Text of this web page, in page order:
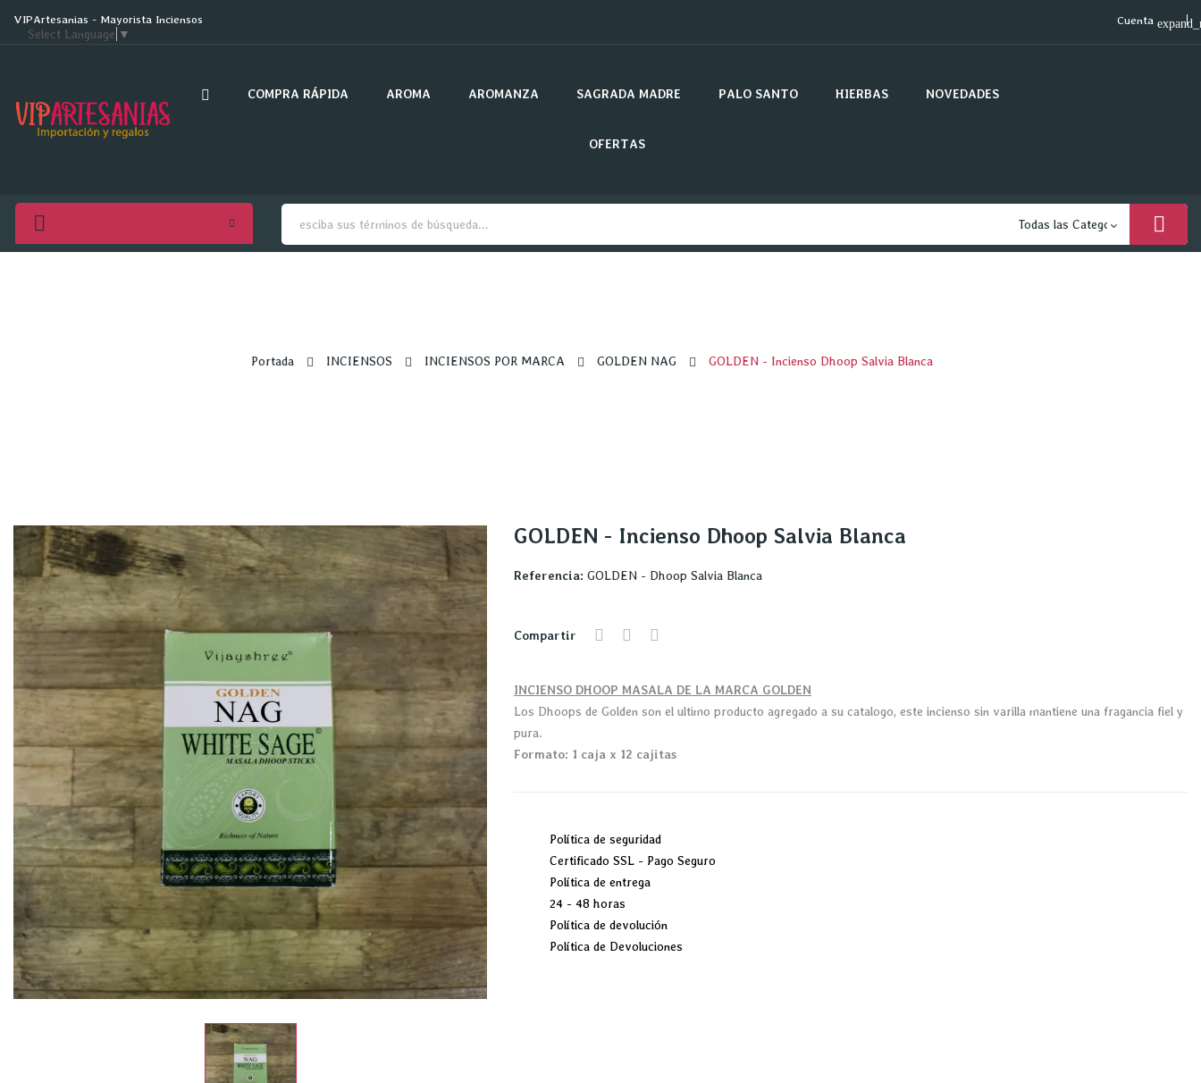
VIPArtesanias - Mayorista Inciensos Cuenta
Select Language ▼
COMPRA RÁPIDA AROMA AROMANZA SAGRADA MADRE PALO SANTO HIERBAS NOVEDADES
OFERTAS
Portada INCIENSOS INCIENSOS POR MARCA GOLDEN NAG GOLDEN - Incienso Dhoop Salvia Blanca
GOLDEN - Incienso Dhoop Salvia Blanca
Referencia: GOLDEN - Dhoop Salvia Blanca
Compartir
INCIENSO DHOOP MASALA DE LA MARCA GOLDEN
Los Dhoops de Golden son el ultimo producto agregado a su catalogo, este incienso sin varilla mantiene una fragancia fiel y
pura.
Formato: 1 caja x 12 cajitas
Política de seguridad
Certificado SSL - Pago Seguro
Política de entrega
24 - 48 horas
Política de devolución
Política de Devoluciones